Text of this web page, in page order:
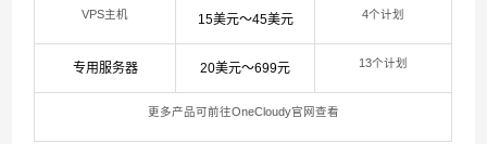
VPS主机 15美元～45美元 4个计划
专用服务器 20美元～699元 13个计划
更多产品可前往OneCloudy官网查看